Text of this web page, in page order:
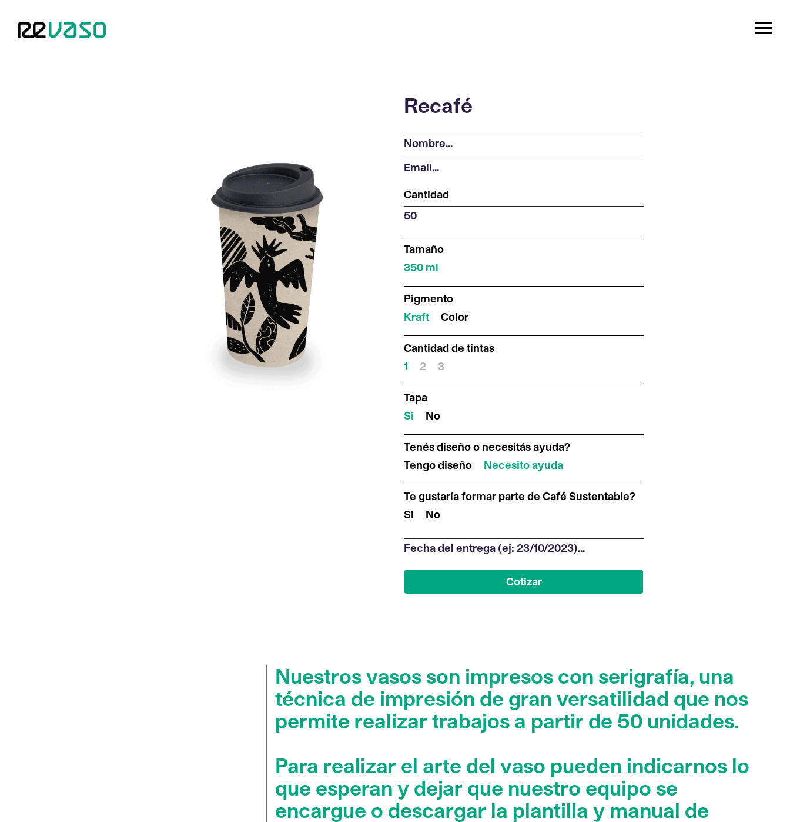
Recafé
Cantidad
Tamaño
350 ml
Pigmento
Kraft
Color
Cantidad de tintas
1
2 3
Tapa
Si
No
Tenés diseño o necesitás ayuda?
Tengo diseño
Necesito ayuda
Te gustaría formar parte de Café Sustentable?
Si
No
Nuestros vasos son impresos con serigrafía, una
técnica de impresión de gran versatilidad que nos
permite realizar trabajos a partir de 50 unidades.
Para realizar el arte del vaso pueden indicarnos lo
que esperan y dejar que nuestro equipo se
encargue o descargar la plantilla y manual de